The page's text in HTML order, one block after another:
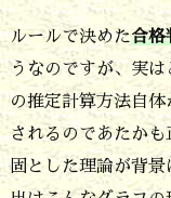
の
特
別
採
用
ルールで決めた合格
うなのですが、実
の推定計算方法自体
されるのであたか
固とした理論が背